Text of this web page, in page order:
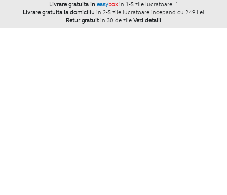
Livrare gratuita in easybox in 1-5 zile lucratoare. `
Livrare gratuita la domiciliu in 2-5 zile lucratoare incepand cu 249 Lei
Retur gratuit in 30 de zile Vezi detalii